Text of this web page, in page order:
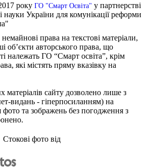
року ГО "Смарт Освіта" у партнерстві
науки України для комунікації реформи
права на текстові матеріали,
об’єкти авторського права, що
належать ГО “Смарт освіта”, крім
які містять пряму вказівку на
матеріалів сайту дозволено лише з
видань - гіперпосиланням) на
та зображень без погодження з
Стокові фото від